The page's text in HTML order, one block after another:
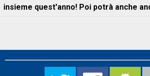
insieme quest'anno! Poi potrà anche